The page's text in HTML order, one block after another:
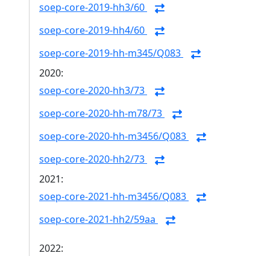
soep-core-2019-hh3/60
soep-core-2019-hh4/60
soep-core-2019-hh-m345/Q083
2020:
soep-core-2020-hh3/73
soep-core-2020-hh-m78/73
soep-core-2020-hh-m3456/Q083
soep-core-2020-hh2/73
2021:
soep-core-2021-hh-m3456/Q083
soep-core-2021-hh2/59aa
2022: